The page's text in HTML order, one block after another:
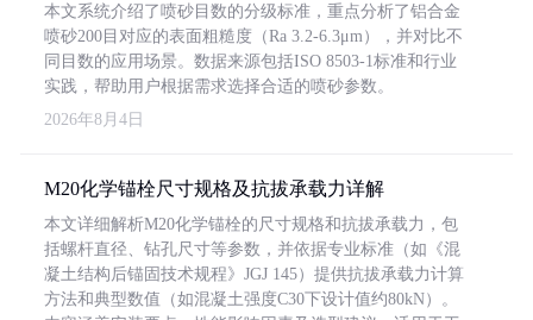
本文系统介绍了喷砂目数的分级标准，重点分析了铝合金
喷砂200目对应的表面粗糙度（Ra 3.2-6.3μm），并对比不
同目数的应用场景。数据来源包括ISO 8503-1标准和行业
实践，帮助用户根据需求选择合适的喷砂参数。
2026年8月4日
M20化学锚栓尺寸规格及抗拔承载力详解
本文详细解析M20化学锚栓的尺寸规格和抗拔承载力，包
括螺杆直径、钻孔尺寸等参数，并依据专业标准（如《混
凝土结构后锚固技术规程》JGJ 145）提供抗拔承载力计算
方法和典型数值（如混凝土强度C30下设计值约80kN）。